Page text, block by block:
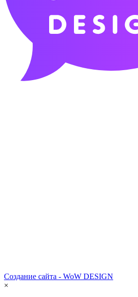
Создание сайта - WoW DESIGN
×